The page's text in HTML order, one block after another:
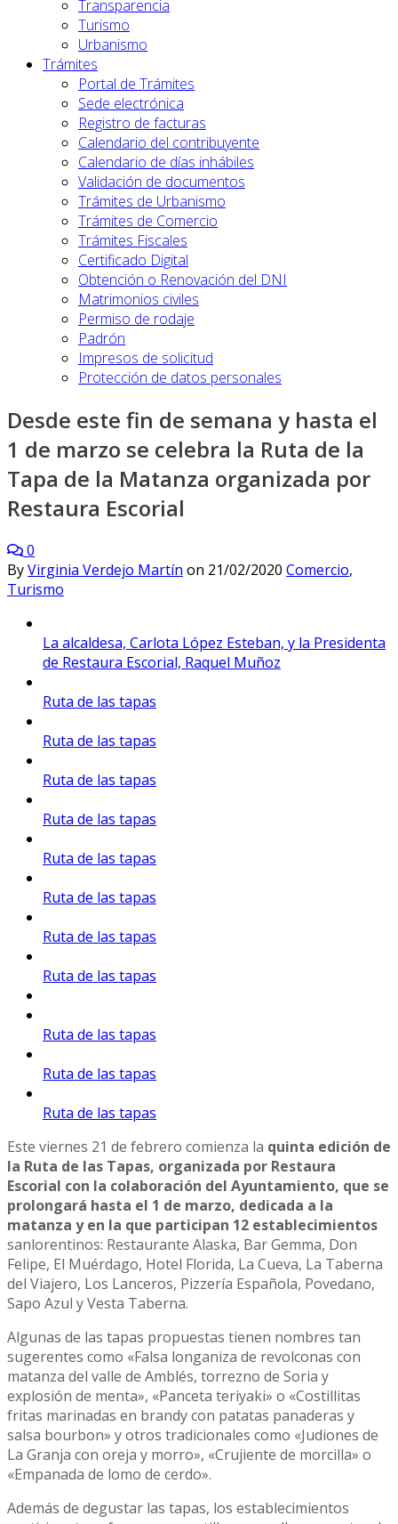
Transparencia
Turismo
Urbanismo
Trámites
Portal de Trámites
Sede electrónica
Registro de facturas
Calendario del contribuyente
Calendario de días inhábiles
Validación de documentos
Trámites de Urbanismo
Trámites de Comercio
Trámites Fiscales
Certificado Digital
Obtención o Renovación del DNI
Matrimonios civiles
Permiso de rodaje
Padrón
Impresos de solicitud
Protección de datos personales
Desde este fin de semana y hasta el
1 de marzo se celebra la Ruta de la
Tapa de la Matanza organizada por
Restaura Escorial
0
ByVirginia Verdejo Martín on 21/02/2020 Comercio,
Turismo
La alcaldesa, Carlota López Esteban, y la Presidenta
de Restaura Escorial, Raquel Muñoz
Ruta de las tapas
Ruta de las tapas
Ruta de las tapas
Ruta de las tapas
Ruta de las tapas
Ruta de las tapas
Ruta de las tapas
Ruta de las tapas
Ruta de las tapas
Ruta de las tapas
Ruta de las tapas
Este viernes 21 de febrero comienza la quinta edición de
la Ruta de las Tapas, organizada por Restaura
Escorial con la colaboración del Ayuntamiento, que se
prolongará hasta el 1 de marzo, dedicada a la
matanza y en la que participan 12 establecimientos
sanlorentinos: Restaurante Alaska, Bar Gemma, Don
Felipe, El Muérdago, Hotel Florida, La Cueva, La Taberna
del Viajero, Los Lanceros, Pizzería Española, Povedano,
Sapo Azul y Vesta Taberna.
Algunas de las tapas propuestas tienen nombres tan
sugerentes como «Falsa longaniza de revolconas con
matanza del valle de Amblés, torrezno de Soria y
explosión de menta», «Panceta teriyaki» o «Costillitas
fritas marinadas en brandy con patatas panaderas y
salsa bourbon» y otros tradicionales como «Judiones de
La Granja con oreja y morro», «Crujiente de morcilla» o
«Empanada de lomo de cerdo».
Además de degustar las tapas, los establecimientos